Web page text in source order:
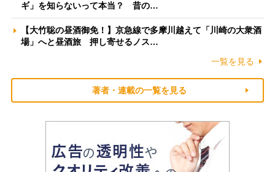
ギ」を知らないって本当？ 昔の…
【大竹聡の昼酒御免！】京急線で多摩川越えて「川崎の大衆酒
場」へと昼酒旅 押し寄せるノス…
一覧を見る
著者・連載の一覧を見る